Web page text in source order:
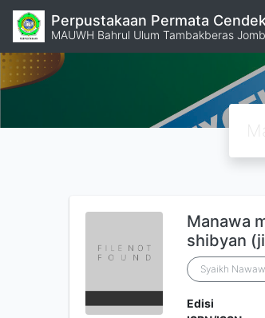
Perpustakaan Permata
MAUWH Bahrul Ulum Tambakberas
Manawa
shibyan
Syaikh
Edisi